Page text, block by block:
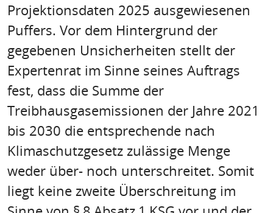
Projektionsdaten 2025 ausgewiesenen
Puffers. Vor dem Hintergrund der
gegebenen Unsicherheiten stellt der
Expertenrat im Sinne seines Auftrags
fest, dass die Summe der
Treibhausgasemissionen der Jahre 2021
bis 2030 die entsprechende nach
Klimaschutzgesetz zulässige Menge
weder über- noch unterschreitet. Somit
liegt keine zweite Überschreitung im